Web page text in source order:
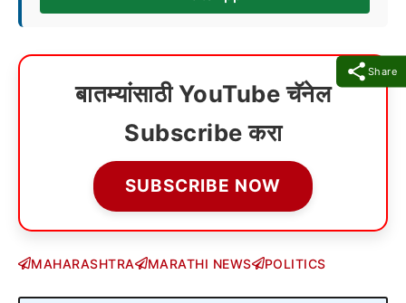
Share
बातम्यांसाठी YouTube चॅनेल
Subscribe करा
SUBSCRIBE NOW
MAHARASHTRA MARATHI NEWS POLITICS